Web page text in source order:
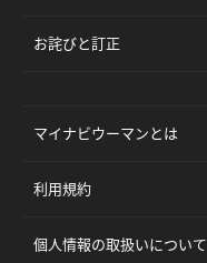
お詫びと訂正
マイナビウーマンとは
利用規約
個人情報の取扱いについて